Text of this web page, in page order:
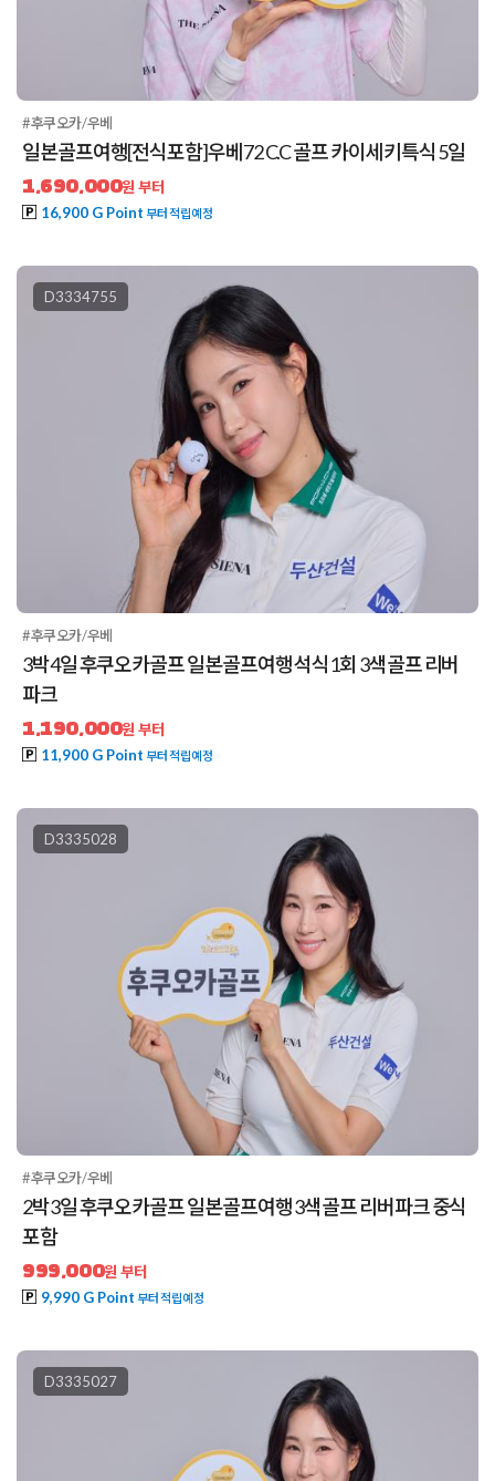
#후쿠오카/우베
일본골프여행[전식포함]우베72 C.C 골프 카이세키특식 5일
1,690,000원 부터
16,900 G Point 부터 적립예정
D3334755
#후쿠오카/우베
3박4일 후쿠오카골프 일본골프여행 석식1회 3색골프 리버
파크
1,190,000원 부터
11,900 G Point 부터 적립예정
D3335028
#후쿠오카/우베
2박3일 후쿠오카골프 일본골프여행 3색골프 리버파크 중식
포함
999,000원 부터
9,990 G Point 부터 적립예정
D3335027